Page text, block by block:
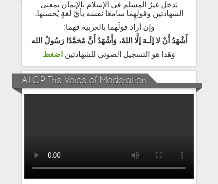
يَدخل غيرُ المسلم في الإسلام بالإيمان بمعنى
الشهادتين وقولِهِما سامعًا نفسَه بأيّ لغةٍ يُحسنها.
وإن أراد قولَهما بالعربية فهما:
أَشْهَدُ أَنْ لا إلَـهَ إلَّا اللهُ، وَأَشْهَدُ أَنَّ مُحَمَّدًا رَسُولُ الله
وَهَذا هو التسجيل الصوتي للشهادتين اضغط
A.I.C.P. The Voice of Moderation